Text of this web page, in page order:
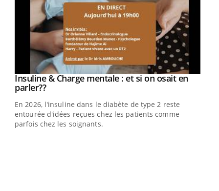
Youtube
Insuline & Charge mentale : et si on osait en
parler??Youtube
En 2026, l'insuline dans le diabète de type 2 reste
entourée d'idées reçues chez les patients comme
parfois chez les soignants.